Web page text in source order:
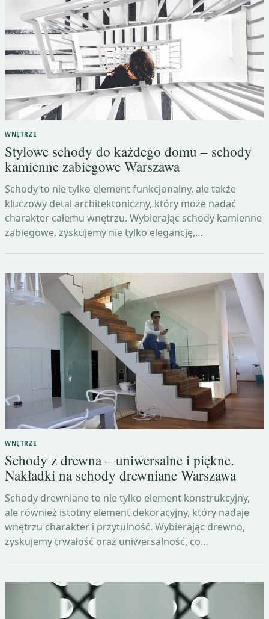
WNĘTRZE
Stylowe schody do każdego domu – schody
kamienne zabiegowe Warszawa
Schody to nie tylko element funkcjonalny, ale także
kluczowy detal architektoniczny, który może nadać
charakter całemu wnętrzu. Wybierając schody kamienne
zabiegowe, zyskujemy nie tylko elegancję,…
WNĘTRZE
Schody z drewna – uniwersalne i piękne.
Nakładki na schody drewniane Warszawa
Schody drewniane to nie tylko element konstrukcyjny,
ale również istotny element dekoracyjny, który nadaje
wnętrzu charakter i przytulność. Wybierając drewno,
zyskujemy trwałość oraz uniwersalność, co…